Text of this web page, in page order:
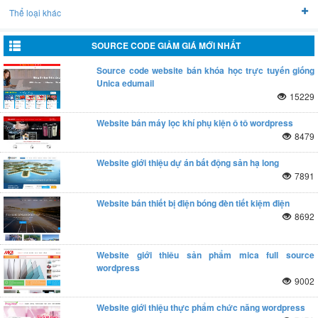
Bởi: Nguyễn Mạnh Quỳnh sao
định, cho dự án thực tế, khá tiện lợi ?
Free Source code web PHP bất động sản Đà Nẵng
Bởi:Phùng Cẩm Hồng Lúc: 2024-03-27 09:15:26 3/ 5sao
Dự án Free Source code web PHP bất động sản Đà Nẵng này dễ dùng,
cho nhiều loại dự án, mang lại hiệu quả tốt ?
Free Source code web PHP bất động sản Đà Nẵng
Bởi:Tiến Đạt Đỗ Lúc: 2024-03-20 05:26:44 4/5 sao
Source code “Free Source code web PHP bất động sản Đà Nẵng” dễ
dùng, cho dev, mang lại hiệu quả tốt ?
Free Source code web PHP bất động sản Đà Nẵng
Bởi:Hàn Tuyết Tinh Lúc: 2024-02-25 10:53:06 5/5sao
Source code mã Free Source code web PHP bất động sản Đà Nẵng dễ
dùng, cho dự án thực tế, nên dùng ?
Free Source code web PHP bất động sản Đà Nẵng
Bởi:thienbao Lúc: 2024-02-22 22:04:05 3/5sao
Source Free Source code web PHP bất động sản Đà Nẵng này khá chạy
mượt, cho dự án thực tế, đúng như mong đợi ?
Free Source code web PHP bất động sản Đà Nẵng
Bởi:huy Lúc: 2024-02-09 06:42:48 3/5sao
Thể loại khác
SOURCE CODE GIẢM GIÁ MỚI NHẤT
Source code website bán khóa học trực tuyến giống
Unica edumail
15229
Website bán máy lọc khí phụ kiện ô tô wordpress
8479
Website giới thiệu dự án bất động sản hạ long
7891
Website bán thiết bị điện bóng đèn tiết kiệm điện
8692
Website giới thiêu sản phẩm mica full source
wordpress
9002
Website giới thiệu thực phẩm chức năng wordpress